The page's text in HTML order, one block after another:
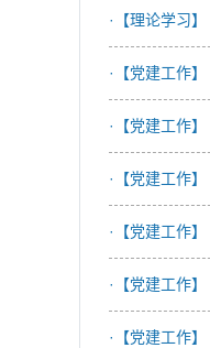
·【理论学习】
·【党建工作】
·【党建工作】
·【党建工作】
·【党建工作】
·【党建工作】
·【党建工作】